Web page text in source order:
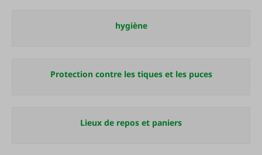
hygiène
Protection contre les tiques et les puces
Lieux de repos et paniers